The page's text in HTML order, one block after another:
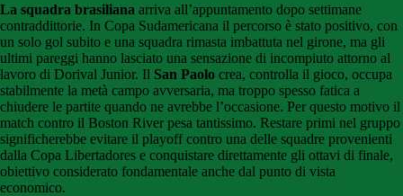
La squadra brasiliana arriva all’appuntamento dopo settimane
contraddittorie. In Copa Sudamericana il percorso è stato positivo, con
un solo gol subito e una squadra rimasta imbattuta nel girone, ma gli
ultimi pareggi hanno lasciato una sensazione di incompiuto attorno al
lavoro di Dorival Junior. Il San Paolo crea, controlla il gioco, occupa
stabilmente la metà campo avversaria, ma troppo spesso fatica a
chiudere le partite quando ne avrebbe l’occasione. Per questo motivo il
match contro il Boston River pesa tantissimo. Restare primi nel gruppo
significherebbe evitare il playoff contro una delle squadre provenienti
dalla Copa Libertadores e conquistare direttamente gli ottavi di finale,
obiettivo considerato fondamentale anche dal punto di vista
economico.